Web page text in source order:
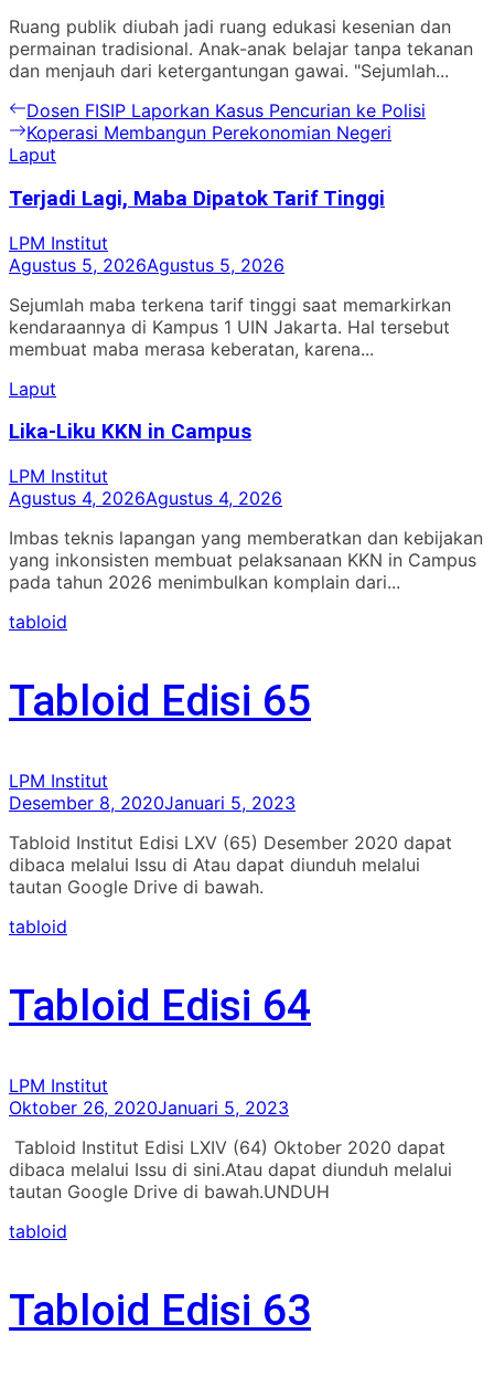
Ruang publik diubah jadi ruang edukasi kesenian dan
permainan tradisional. Anak-anak belajar tanpa tekanan
dan menjauh dari ketergantungan gawai. "Sejumlah...
Navigasi
pos
Previous
post:
Dosen FISIP Laporkan Kasus Pencurian ke Polisi
Next
post:
Koperasi Membangun Perekonomian Negeri
Laput
Terjadi Lagi, Maba Dipatok Tarif Tinggi
LPM Institut
Agustus 5, 2026Agustus 5, 2026
Sejumlah maba terkena tarif tinggi saat memarkirkan
kendaraannya di Kampus 1 UIN Jakarta. Hal tersebut
membuat maba merasa keberatan, karena...
Laput
Lika-Liku KKN in Campus
LPM Institut
Agustus 4, 2026Agustus 4, 2026
Imbas teknis lapangan yang memberatkan dan kebijakan
yang inkonsisten membuat pelaksanaan KKN in Campus
pada tahun 2026 menimbulkan komplain dari...
tabloid
Tabloid Edisi 65
LPM Institut
Desember 8, 2020Januari 5, 2023
Tabloid Institut Edisi LXV (65) Desember 2020 dapat
dibaca melalui Issu di Atau dapat diunduh melalui
tautan Google Drive di bawah.
tabloid
Tabloid Edisi 64
LPM Institut
Oktober 26, 2020Januari 5, 2023
Tabloid Institut Edisi LXIV (64) Oktober 2020 dapat
dibaca melalui Issu di sini.Atau dapat diunduh melalui
tautan Google Drive di bawah.UNDUH
tabloid
Tabloid Edisi 63